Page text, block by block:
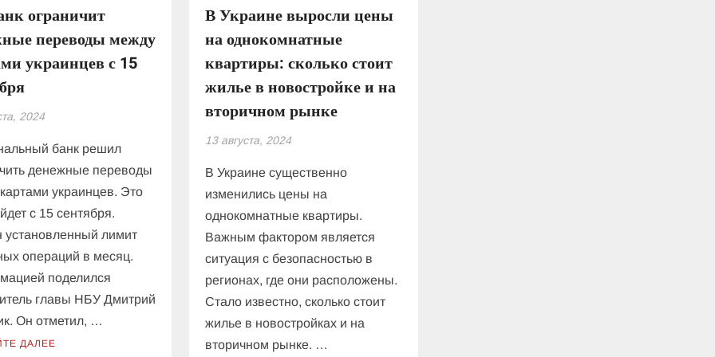
ограничит
переводы между
украинцев с 15
2024
банк решил
денежные переводы
украинцев. Это
с 15 сентября.
установленный лимит
операций в месяц.
поделился
главы НБУ Дмитрий
Он отметил, …
ДАЛЕЕ
В Украине выросли цены
на однокомнатные
квартиры: сколько стоит
жилье в новостройке и на
вторичном рынке
13 августа, 2024
В Украине существенно
изменились цены на
однокомнатные квартиры.
Важным фактором является
ситуация с безопасностью в
регионах, где они расположены.
Стало известно, сколько стоит
жилье в новостройках и на
вторичном рынке. …